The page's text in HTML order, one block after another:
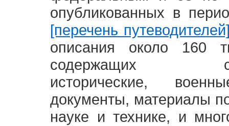
опубликованных в
[перечень
описания около 160
содержащих
исторические,
документы, материалы
науке и технике, и